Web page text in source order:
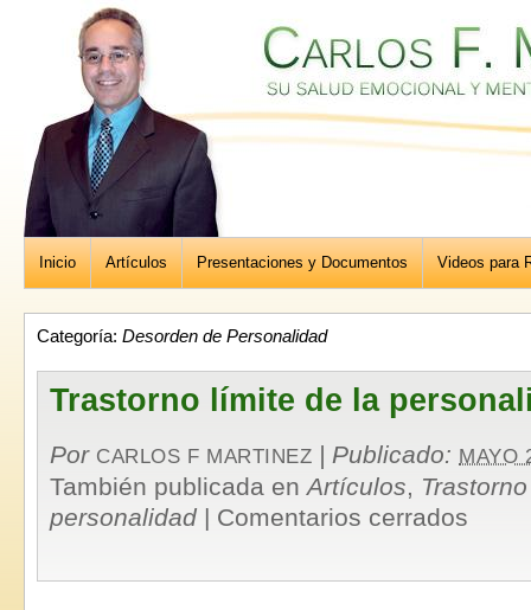
Inicio Artículos Presentaciones y Documentos Videos para
Categoría: Desorden de Personalidad
Trastorno límite de la
Por CARLOS F MARTINEZ | Publicado: MAYO
También publicada en Artículos,
personalidad | Comentarios cerrados